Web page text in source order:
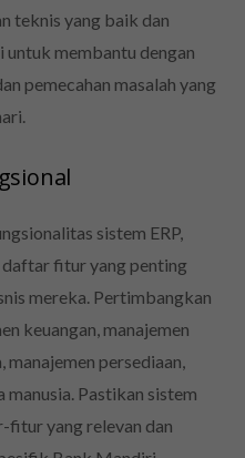
teknis yang baik dan
membantu dengan
pemecahan masalah yang
sistem ERP,
fitur yang penting
mereka. Pertimbangkan
keuangan, manajemen
manajemen persediaan,
manusia. Pastikan sistem
fitur yang relevan dan